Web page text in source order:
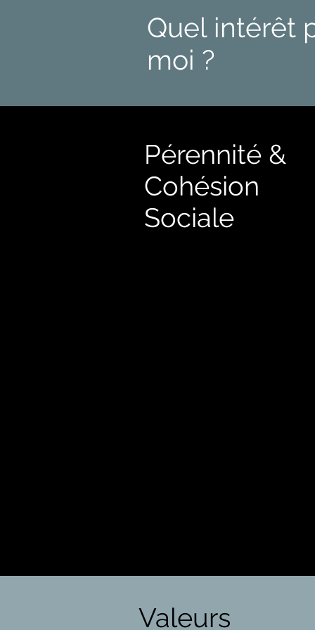
techniques de cuisines
cultures nationales,
Quel intérêt
moi ?
Pérennité &
Cohésion
Sociale
Valeurs